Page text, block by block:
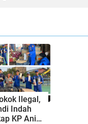
Ilegal,
Indah
KP Anis